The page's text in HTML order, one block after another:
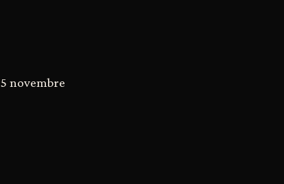
novembre